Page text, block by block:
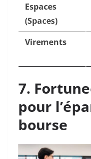
Espaces
(Spaces)
Virements
7.
pour
bourse